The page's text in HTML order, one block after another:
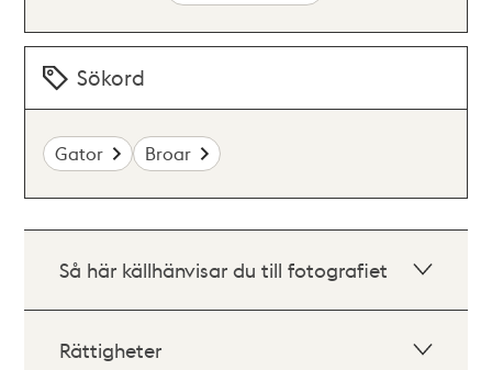
Sökord
Gator Broar
Så här källhänvisar du till fotografiet
Rättigheter